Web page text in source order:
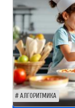
АЛГОРИТМИКА